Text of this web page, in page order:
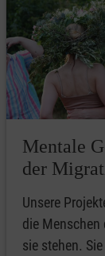
Mentale
der
Unsere
die
sie stehen.